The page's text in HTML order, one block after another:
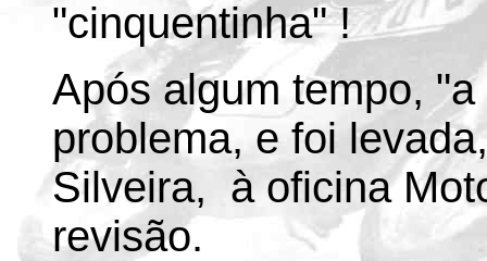
"cinquentinha" !
Após algum tempo,
problema, e foi
Silveira, à oficina
revisão.